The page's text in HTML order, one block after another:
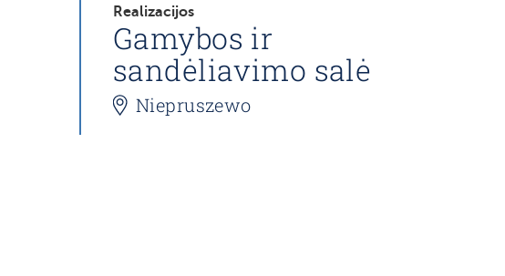
Realizacijos
Gamybos ir
sandėliavimo salė
Niepruszewo